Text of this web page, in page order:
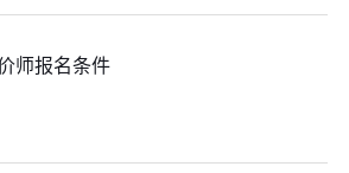
师报名条件